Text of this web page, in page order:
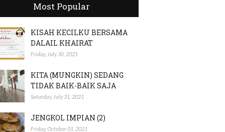
Most Popular
KISAH KECILKU BERSAMA
DALAIL KHAIRAT
Friday, July 30, 2021
KITA (MUNGKIN) SEDANG
TIDAK BAIK-BAIK SAJA
Saturday, July 31, 2021
JENGKOL IMPIAN (2)
Friday, October 01, 2021